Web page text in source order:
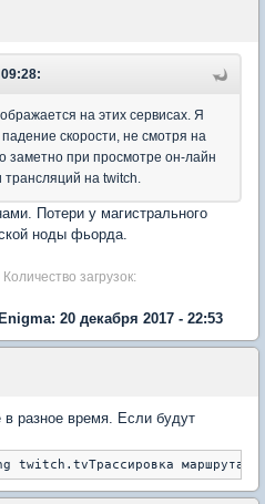
на этих сервисах. Я
скорости, не смотря на
заметно при просмотре он-лайн
на twitch.
Потери у магистрального
ноды фьорда.
Количество загрузок:
20 декабря 2017 - 22:53
разное время. Если будут